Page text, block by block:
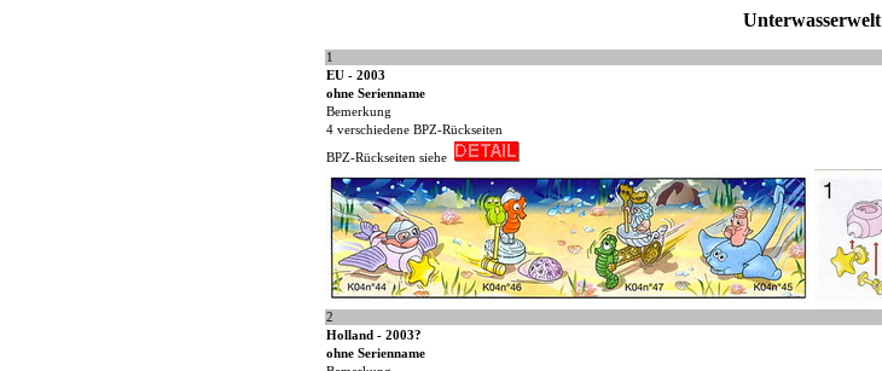
Unterwasserwelt
1
EU - 2003
ohne Serienname
Bemerkung
4 verschiedene BPZ-Rückseiten
BPZ-Rückseiten siehe
2
Holland - 2003?
ohne Serienname